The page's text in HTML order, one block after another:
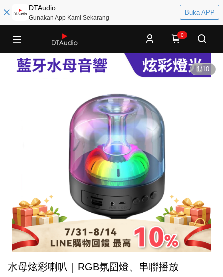
DTAudio
Gunakan App Kami Sekarang
Buka APP
0
1/10
水母炫彩喇叭｜RGB氛圍燈、串聯播放